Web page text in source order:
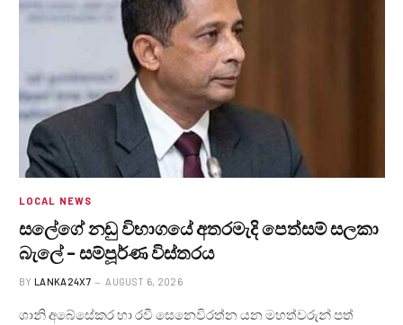
LOCAL NEWS
සලේගේ නඩු විභාගයේ අතරමැදි පෙත්සම් සලකා
බැලේ – සම්පූර්ණ විස්තරය
BY LANKA24X7 AUGUST 6, 2026
ශානි අබේසේකර හා රවී සෙනෙවිරත්න යන මහත්වරුන් පත්